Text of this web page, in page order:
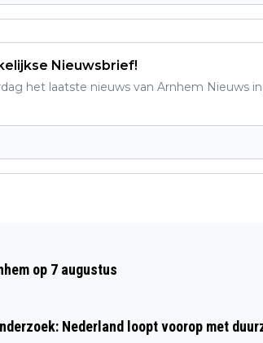
Nieuwsbrief!
het laatste nieuws van Arnhem Nieuws
KRIJGT
EN
op 7 augustus
Nederland loopt voorop met